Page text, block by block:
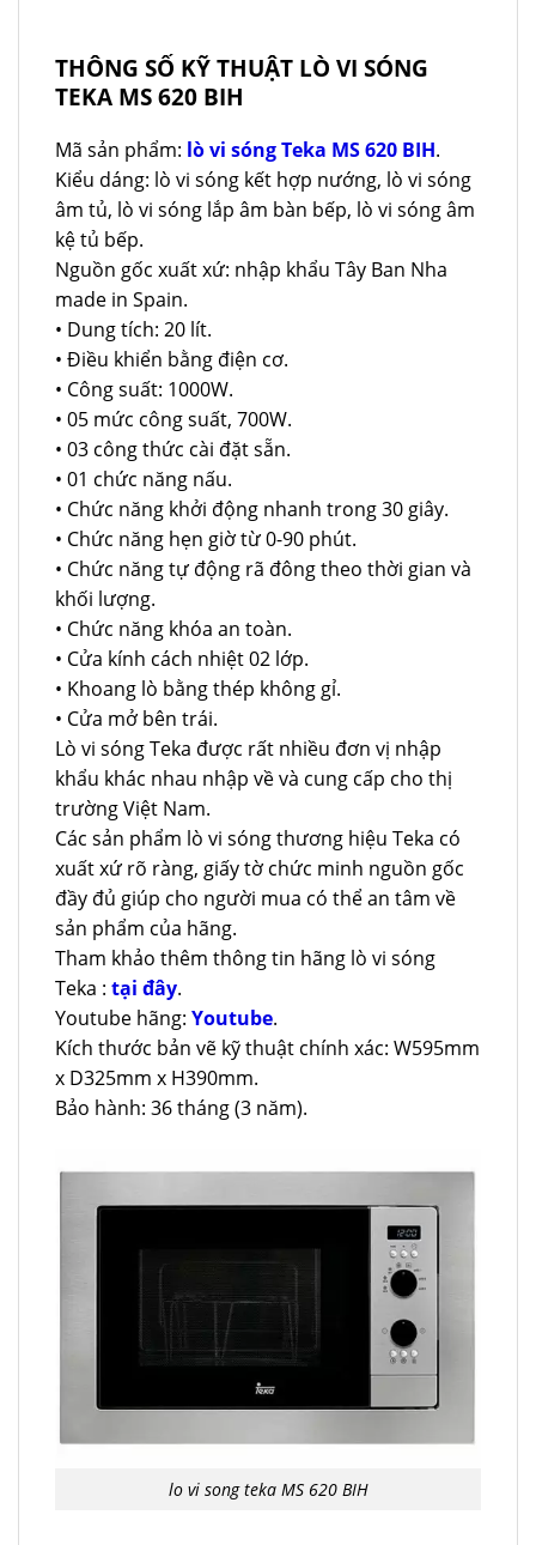
THÔNG SỐ KỸ THUẬT LÒ VI SÓNG
TEKA MS 620 BIH
Mã sản phẩm: lò vi sóng Teka MS 620 BIH.
Kiểu dáng: lò vi sóng kết hợp nướng, lò vi sóng
âm tủ, lò vi sóng lắp âm bàn bếp, lò vi sóng âm
kệ tủ bếp.
Nguồn gốc xuất xứ: nhập khẩu Tây Ban Nha
made in Spain.
• Dung tích: 20 lít.
• Điều khiển bằng điện cơ.
• Công suất: 1000W.
• 05 mức công suất, 700W.
• 03 công thức cài đặt sẵn.
• 01 chức năng nấu.
• Chức năng khởi động nhanh trong 30 giây.
• Chức năng hẹn giờ từ 0-90 phút.
• Chức năng tự động rã đông theo thời gian và
khối lượng.
• Chức năng khóa an toàn.
• Cửa kính cách nhiệt 02 lớp.
• Khoang lò bằng thép không gỉ.
• Cửa mở bên trái.
Lò vi sóng Teka được rất nhiều đơn vị nhập
khẩu khác nhau nhập về và cung cấp cho thị
trường Việt Nam.
Các sản phẩm lò vi sóng thương hiệu Teka có
xuất xứ rõ ràng, giấy tờ chức minh nguồn gốc
đầy đủ giúp cho người mua có thể an tâm về
sản phẩm của hãng.
Tham khảo thêm thông tin hãng lò vi sóng
Teka : tại đây.
Youtube hãng: Youtube.
Kích thước bản vẽ kỹ thuật chính xác: W595mm
x D325mm x H390mm.
Bảo hành: 36 tháng (3 năm).
lo vi song teka MS 620 BIH